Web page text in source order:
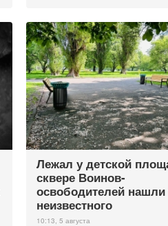
Лежал у детской
сквере Воинов-
освободителей нашли
неизвестного
10:13, 5 августа